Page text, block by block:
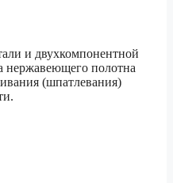
и двухкомпонентной
полотна
(шпатлевания)